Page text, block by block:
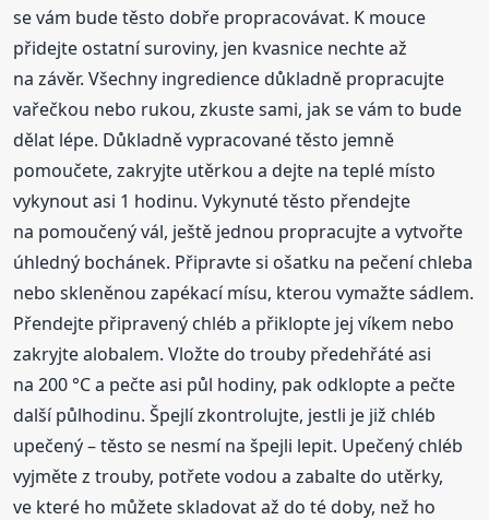
se vám bude těsto dobře propracovávat. K mouce
přidejte ostatní suroviny, jen kvasnice nechte až
na závěr. Všechny ingredience důkladně propracujte
vařečkou nebo rukou, zkuste sami, jak se vám to bude
dělat lépe. Důkladně vypracované těsto jemně
pomoučete, zakryjte utěrkou a dejte na teplé místo
vykynout asi 1 hodinu. Vykynuté těsto přendejte
na pomoučený vál, ještě jednou propracujte a vytvořte
úhledný bochánek. Připravte si ošatku na pečení chleba
nebo skleněnou zapékací mísu, kterou vymažte sádlem.
Přendejte připravený chléb a přiklopte jej víkem nebo
zakryjte alobalem. Vložte do trouby předehřáté asi
na 200 °C a pečte asi půl hodiny, pak odklopte a pečte
další půlhodinu. Špejlí zkontrolujte, jestli je již chléb
upečený – těsto se nesmí na špejli lepit. Upečený chléb
vyjměte z trouby, potřete vodou a zabalte do utěrky,
ve které ho můžete skladovat až do té doby, než ho